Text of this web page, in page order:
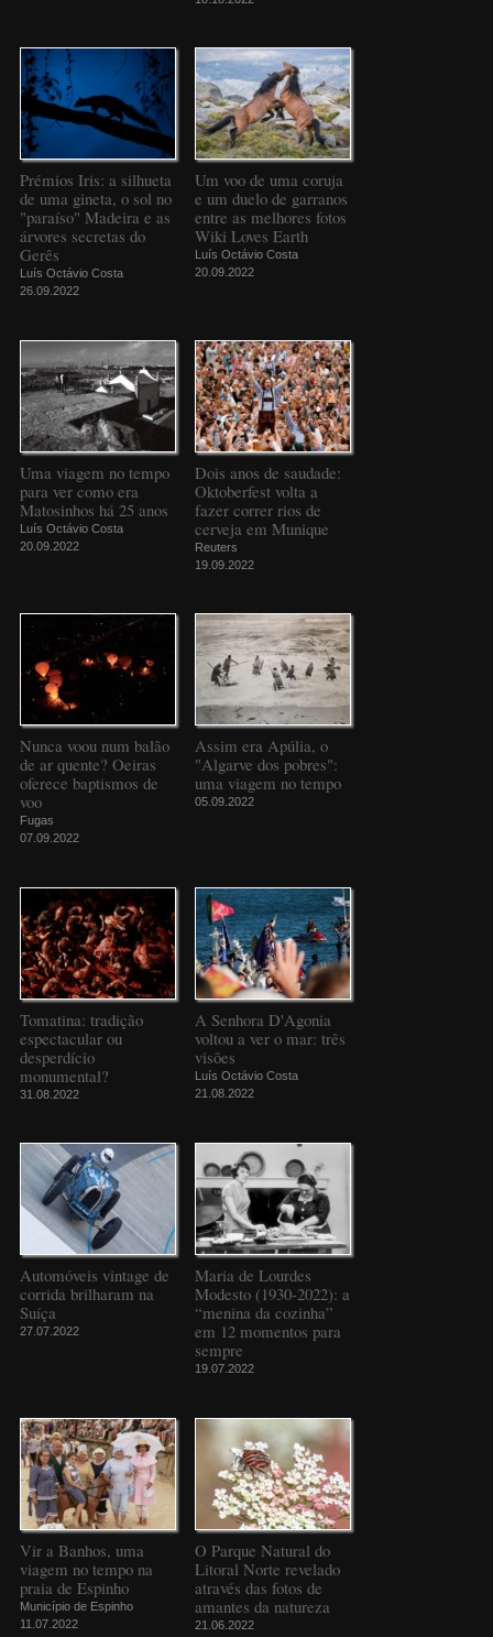
Prémios Iris: a silhueta
de uma gineta, o sol no
"paraíso" Madeira e as
árvores secretas do
Gerês
Luís Octávio Costa
26.09.2022
Um voo de uma coruja
e um duelo de garranos
entre as melhores fotos
Wiki Loves Earth
Luís Octávio Costa
20.09.2022
Uma viagem no tempo
para ver como era
Matosinhos há 25 anos
Luís Octávio Costa
20.09.2022
Dois anos de saudade:
Oktoberfest volta a
fazer correr rios de
cerveja em Munique
Reuters
19.09.2022
Nunca voou num balão
de ar quente? Oeiras
oferece baptismos de
voo
Fugas
07.09.2022
Assim era Apúlia, o
"Algarve dos pobres":
uma viagem no tempo
05.09.2022
Tomatina: tradição
espectacular ou
desperdício
monumental?
31.08.2022
A Senhora D'Agonia
voltou a ver o mar: três
visões
Luís Octávio Costa
21.08.2022
Automóveis vintage de
corrida brilharam na
Suíça
27.07.2022
Maria de Lourdes
Modesto (1930-2022): a
“menina da cozinha”
em 12 momentos para
sempre
19.07.2022
Vir a Banhos, uma
viagem no tempo na
praia de Espinho
Município de Espinho
11.07.2022
O Parque Natural do
Litoral Norte revelado
através das fotos de
amantes da natureza
21.06.2022